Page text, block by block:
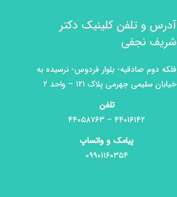
آدرس و تلفن کلینیک دکتر
شریف نجفی
فلکه دوم صادقیه- بلوار فردوس- نرسیده به
خیابان سلیمی جهرمی پلاک ۱۲۱ – واحد ۲
تلفن
۴۴۰۱۶۱۴۲ – ۴۴۰۵۸۷۶۳
پیامک و واتساپ
۰۹۹۰۱۱۶۰۳۵۴